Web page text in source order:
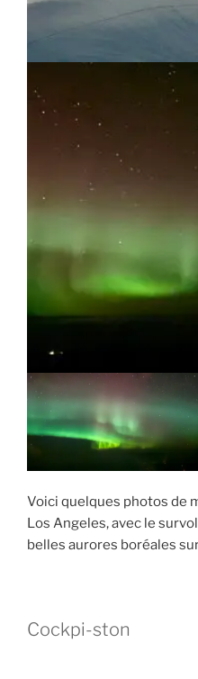
Voici quelques photos de
Los Angeles, avec le
belles aurores boréales
Cockpi-ston